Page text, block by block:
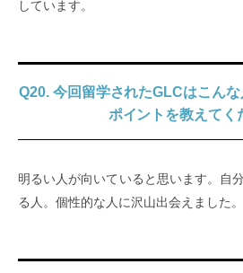
しています。
Q20. 今回留学されたGLCはこん
ポイントを教えてく
明るい人が向いていると思います。自
る人。個性的な人に沢山出会えました。